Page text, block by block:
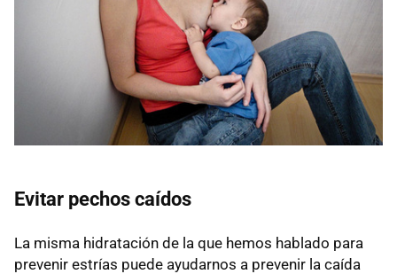
Evitar pechos caídos
La misma hidratación de la que hemos hablado para
prevenir estrías puede ayudarnos a prevenir la caída